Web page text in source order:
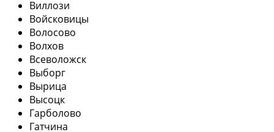
Виллози
Войсковицы
Волосово
Волхов
Всеволожск
Выборг
Вырица
Высоцк
Гарболово
Гатчина